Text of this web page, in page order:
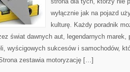
wyłącznie jak na pojazd
kulturę. Każdy poradnik
świat dawnych aut, legendarnych marek,
wyścigowych sukcesów i samochodów,
zestawia motoryzację […]